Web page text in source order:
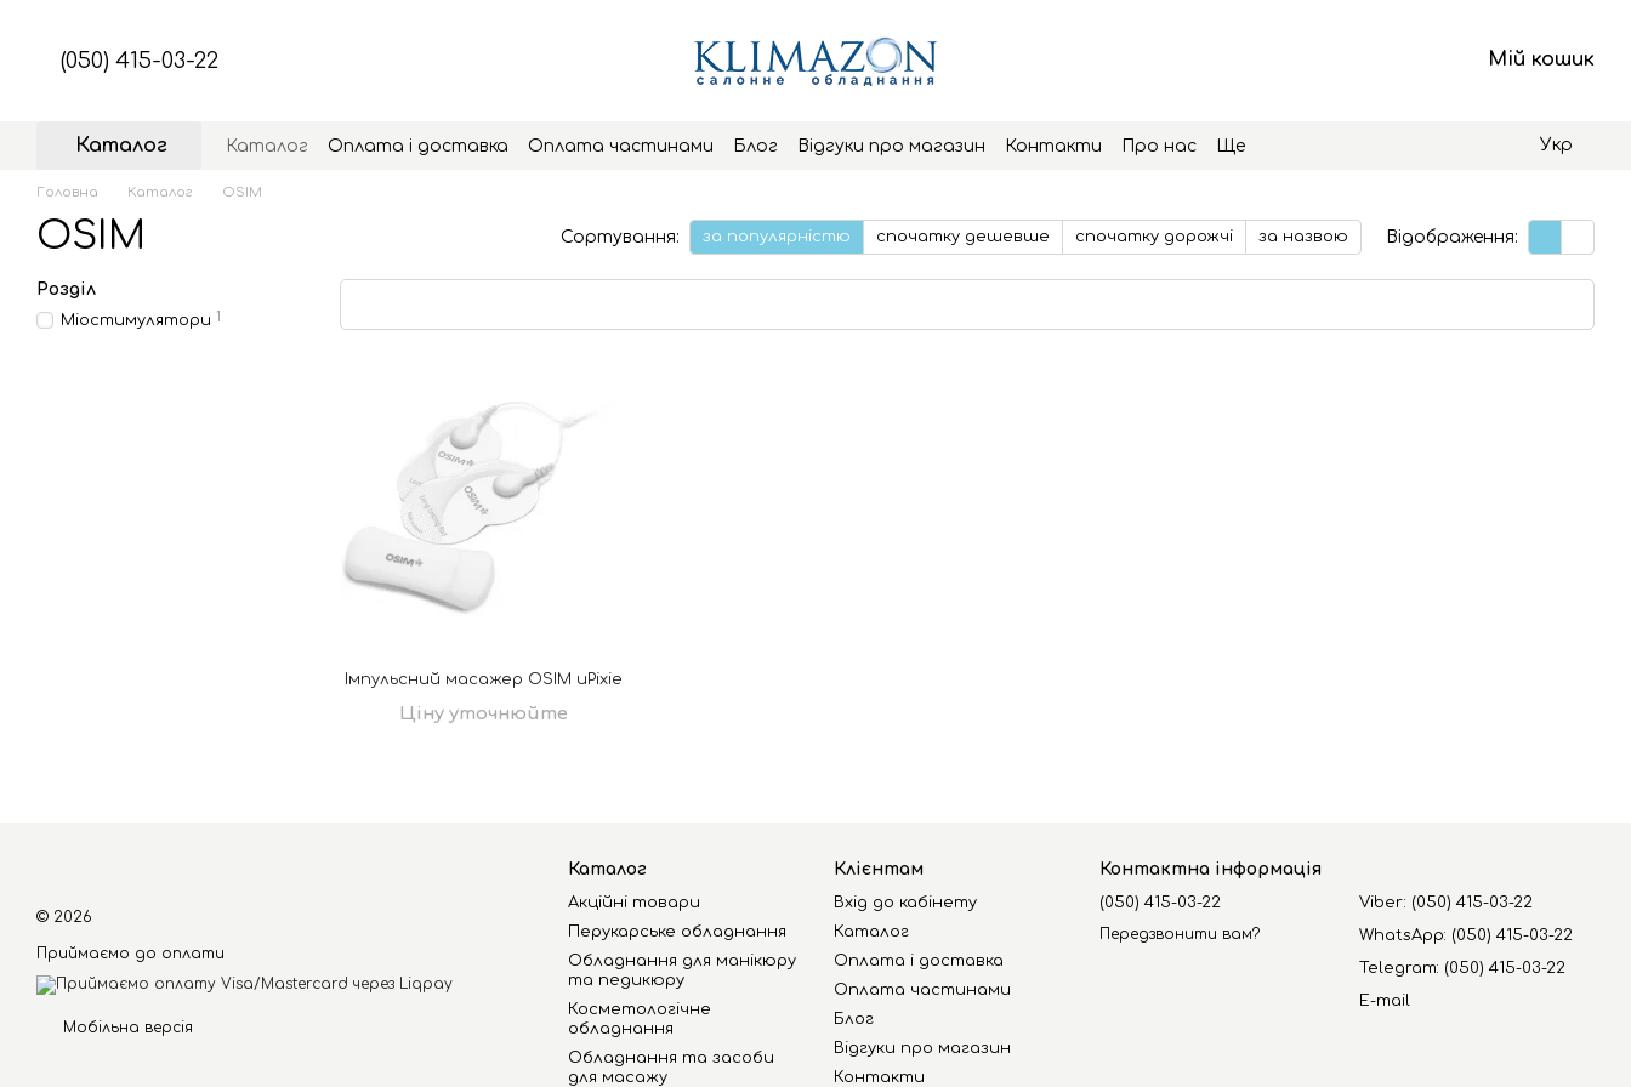
(050) 415-03-22 Мій кошик
Каталог Каталог Оплата і доставка Оплата частинами Блог Відгуки про магазин Контакти Про нас Ще Укр
Головна Каталог OSIM
OSIM Сортування: за популярністю спочатку дешевше спочатку дорожчі за назвою Відображення:
Імпульсний масажер OSIM uPixie
Ціну уточнюйте
Розділ
Міостимулятори 1
© 2026
Приймаємо до оплати
Мобільна версія
Каталог
Акційні товари
Перукарське обладнання
Обладнання для манікюру
та педикюру
Косметологічне
обладнання
Обладнання та засоби
для масажу
Клієнтам
Вхід до кабінету
Каталог
Оплата і доставка
Оплата частинами
Блог
Відгуки про магазин
Контакти
Контактна інформація
(050) 415-03-22
Передзвонити вам?
Viber: (050) 415-03-22
WhatsApp: (050) 415-03-22
Telegram: (050) 415-03-22
E-mail